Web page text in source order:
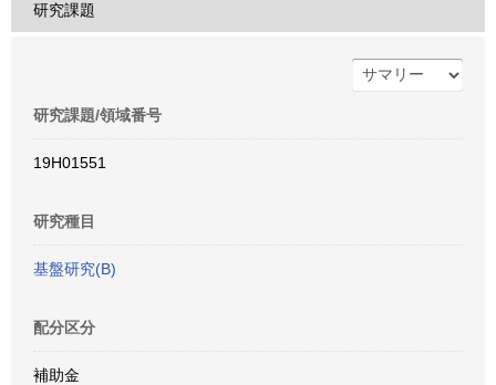
研究課題
研究課題/領域番号
19H01551
研究種目
基盤研究(B)
配分区分
補助金